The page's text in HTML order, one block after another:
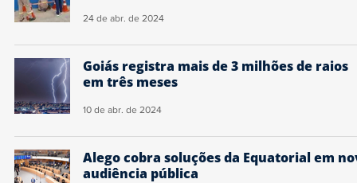
24 de abr. de 2024
Goiás registra mais de 3 milhões de raios
em três meses
10 de abr. de 2024
Alego cobra soluções da Equatorial em
audiência pública